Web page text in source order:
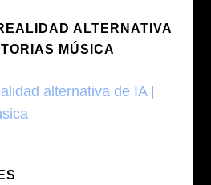
ALTERNATIVA
MÚSICA